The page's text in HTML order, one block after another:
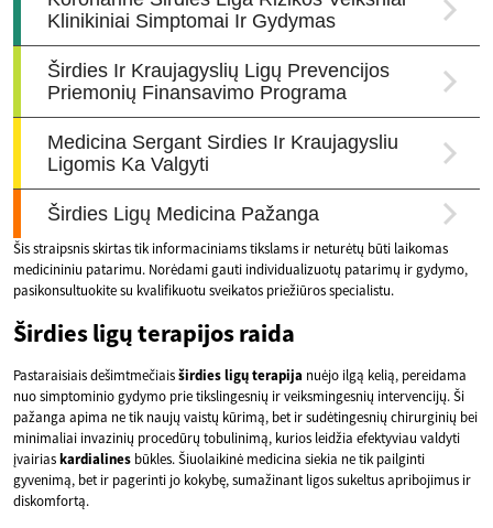
Šis straipsnis skirtas tik informaciniams tikslams ir neturėtų būti laikomas
medicininiu patarimu. Norėdami gauti individualizuotų patarimų ir gydymo,
pasikonsultuokite su kvalifikuotu sveikatos priežiūros specialistu.
Širdies ligų terapijos raida
Pastaraisiais dešimtmečiaisširdies ligų terapija nuėjo ilgą kelią, pereidama
nuo simptominio gydymo prie tikslingesnių ir veiksmingesnių intervencijų. Ši
pažanga apima ne tik naujų vaistų kūrimą, bet ir sudėtingesnių chirurginių bei
minimaliai invazinių procedūrų tobulinimą, kurios leidžia efektyviau valdyti
įvairiaskardialines būkles. Šiuolaikinė medicina siekia ne tik pailginti
gyvenimą, bet ir pagerinti jo kokybę, sumažinant ligos sukeltus apribojimus ir
diskomfortą.